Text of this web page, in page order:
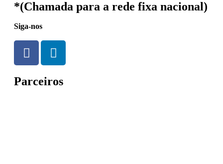
*(Chamada para a rede fixa nacional)
Siga-nos
Parceiros